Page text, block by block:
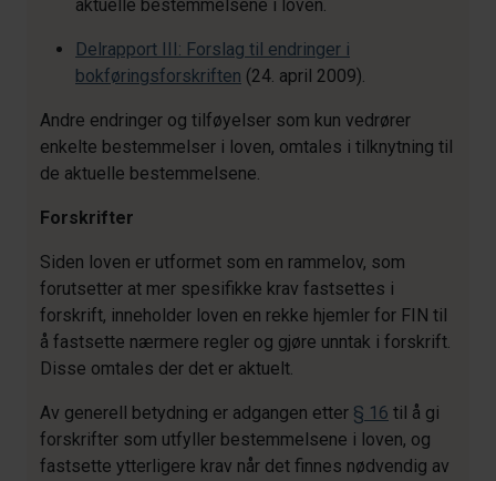
aktuelle bestemmelsene i loven.
Delrapport III: Forslag til endringer i
bokføringsforskriften (24. april 2009).
Andre endringer og tilføyelser som kun vedrører
enkelte bestemmelser i loven, omtales i tilknytning til
de aktuelle bestemmelsene.
Forskrifter
Siden loven er utformet som en rammelov, som
forutsetter at mer spesifikke krav fastsettes i
forskrift, inneholder loven en rekke hjemler for FIN til
å fastsette nærmere regler og gjøre unntak i forskrift.
Disse omtales der det er aktuelt.
Av generell betydning er adgangen etter § 16 til å gi
forskrifter som utfyller bestemmelsene i loven, og
fastsette ytterligere krav når det finnes nødvendig av